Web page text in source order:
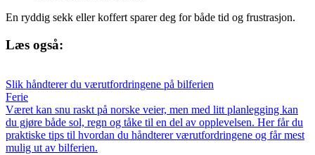
En ryddig sekk eller koffert sparer deg for både tid og frustrasjon.
Læs også:
Slik håndterer du værutfordringene på bilferien
Ferie
Været kan snu raskt på norske veier, men med litt planlegging kan
du gjøre både sol, regn og tåke til en del av opplevelsen. Her får du
praktiske tips til hvordan du håndterer værutfordringene og får mest
mulig ut av bilferien.